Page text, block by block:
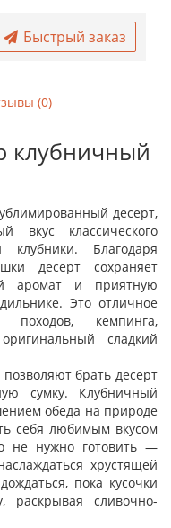
Быстрый заказ
(0)
клубничный
десерт,
вкус классического
Благодаря
десерт сохраняет
аромат и приятную
Это отличное
походов, кемпинга,
сладкий
брать десерт
сумку. Клубничный
обеда на природе
себя любимым вкусом
не нужно готовить —
хрустящей
пока кусочки
раскрывая сливочно-